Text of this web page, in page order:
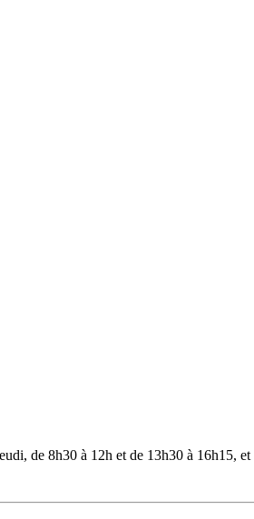
de 8h30 à 12h et de 13h30 à 16h15,